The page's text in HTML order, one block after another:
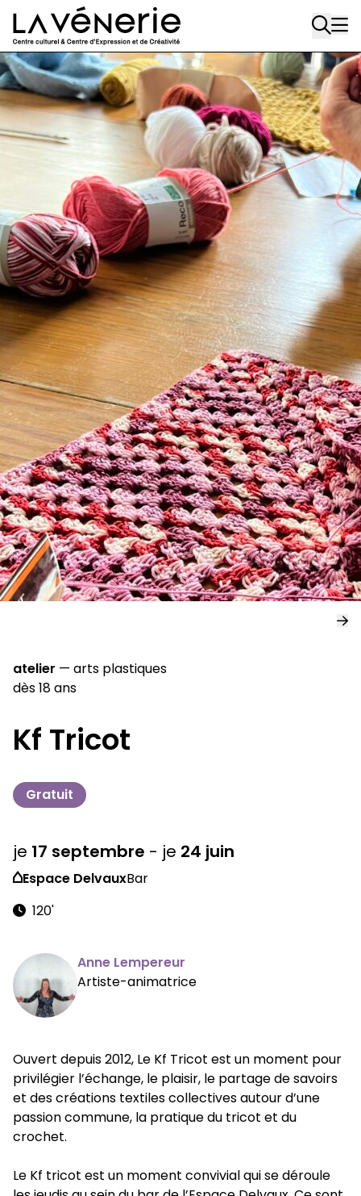
Aller au contenu principal
atelier — arts plastiques
dès 18 ans
Kf Tricot
Gratuit
je 17 septembre - je 24 juin
Espace DelvauxBar
120'
Anne Lempereur
Artiste-animatrice
Ouvert depuis 2012, Le Kf Tricot est un moment pour
privilégier l’échange, le plaisir, le partage de savoirs
et des créations textiles collectives autour d’une
passion commune, la pratique du tricot et du
crochet.
Le Kf tricot est un moment convivial qui se déroule